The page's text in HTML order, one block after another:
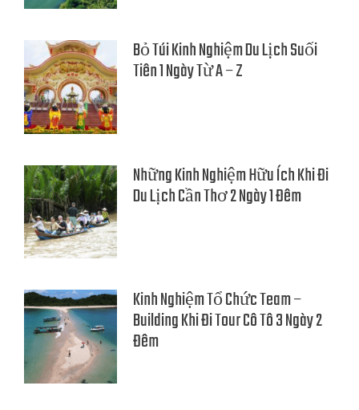
Bỏ Túi Kinh Nghiệm Du Lịch Suối
Tiên 1 Ngày Từ A – Z
Những Kinh Nghiệm Hữu Ích Khi Đi
Du Lịch Cần Thơ 2 Ngày 1 Đêm
Kinh Nghiệm Tổ Chức Team –
Building Khi Đi Tour Cô Tô 3 Ngày 2
Đêm